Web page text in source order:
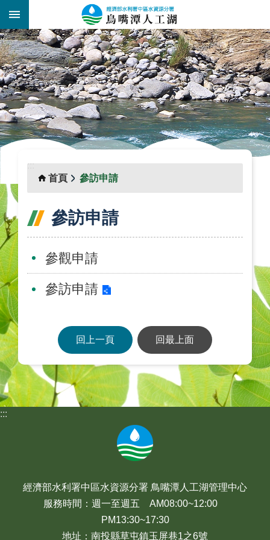
跳到主要內容區塊
::: _
:::
首頁
參訪申請
參訪申請
參觀申請
參訪申請
回上一頁 回最上面
:::
經濟部水利署中區水資源分署 鳥嘴潭人工湖管理中心
服務時間：週一至週五 AM08:00~12:00
PM13:30~17:30
地址：南投縣草屯鎮玉屏巷1之6號